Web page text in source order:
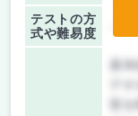
テストの方
式や難易度
基